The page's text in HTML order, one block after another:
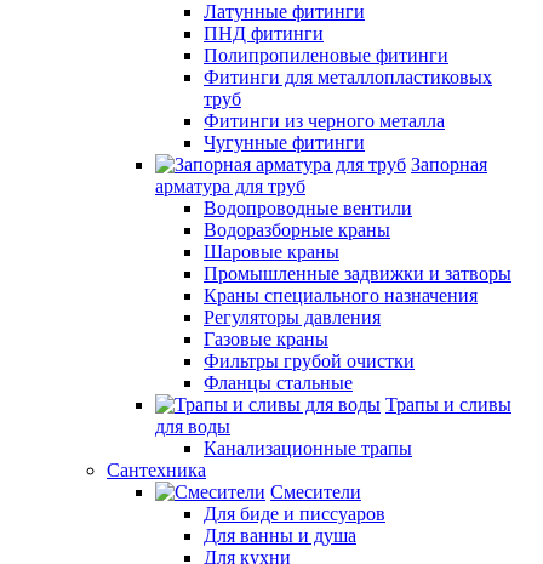
Латунные фитинги
ПНД фитинги
Полипропиленовые фитинги
Фитинги для металлопластиковых
труб
Фитинги из черного металла
Чугунные фитинги
Запорная
арматура для труб
Водопроводные вентили
Водоразборные краны
Шаровые краны
Промышленные задвижки и затворы
Краны специального назначения
Регуляторы давления
Газовые краны
Фильтры грубой очистки
Фланцы стальные
Трапы и сливы
для воды
Канализационные трапы
Сантехника
Смесители
Для биде и писсуаров
Для ванны и душа
Для кухни